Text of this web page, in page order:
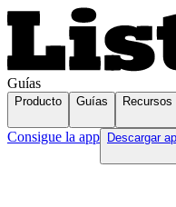
Guías
Producto Guías Recursos
Consigue la app Descargar